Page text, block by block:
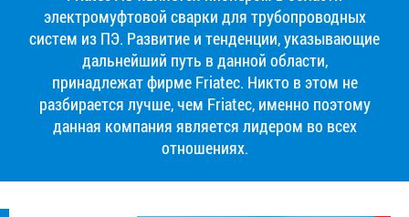
электромуфтовой сварки для трубопроводных
систем из ПЭ. Развитие и тенденции, указывающие
дальнейший путь в данной области,
принадлежат фирме Friatec. Никто в этом не
разбирается лучше, чем Friatec, именно поэтому
данная компания является лидером во всех
отношениях.